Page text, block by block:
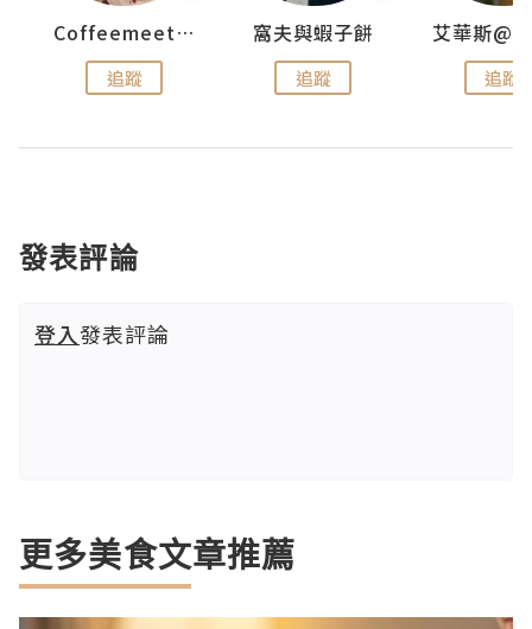
Coffeemeetjojo
追蹤
窩夫與蝦子餅
追蹤 追蹤
發表評論
登入發表評論
更多美食文章推薦